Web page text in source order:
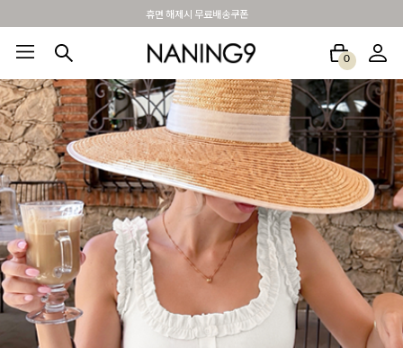
BEST 포토리뷰 - 매주 2명추첨 3만원쿠폰
0
BEST100🤍 NEW5% 베스트재진행 썸머여행룩 아울렛 하객&모임룩